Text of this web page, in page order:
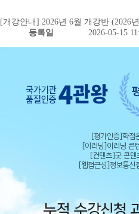
[개강안내] 2026년 6월 개강반 (2026
등록일
2026-05-15